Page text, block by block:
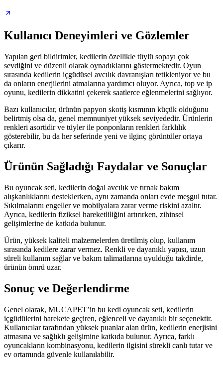
Kullanıcı Deneyimleri ve Gözlemler
Yapılan geri bildirimler, kedilerin özellikle tüylü sopayı çok
sevdiğini ve düzenli olarak oynadıklarını göstermektedir. Oyun
sırasında kedilerin içgüdüsel avcılık davranışları tetikleniyor ve bu
da onların enerjilerini atmalarına yardımcı oluyor. Ayrıca, top ve ip
oyunu, kedilerin dikkatini çekerek saatlerce eğlenmelerini sağlıyor.
Bazı kullanıcılar, ürünün papyon skotiş kısmının küçük olduğunu
belirtmiş olsa da, genel memnuniyet yüksek seviyededir. Ürünlerin
renkleri asortidir ve tüyler ile ponponların renkleri farklılık
gösterebilir, bu da her seferinde yeni ve ilginç görüntüler ortaya
çıkarır.
Ürünün Sağladığı Faydalar ve Sonuçlar
Bu oyuncak seti, kedilerin doğal avcılık ve tırnak bakım
alışkanlıklarını desteklerken, aynı zamanda onları evde meşgul tutar.
Sıkılmalarını engeller ve mobilyalara zarar verme riskini azaltır.
Ayrıca, kedilerin fiziksel hareketliliğini artırırken, zihinsel
gelişimlerine de katkıda bulunur.
Ürün, yüksek kaliteli malzemelerden üretilmiş olup, kullanım
sırasında kedilere zarar vermez. Renkli ve dayanıklı yapısı, uzun
süreli kullanım sağlar ve bakım talimatlarına uyulduğu takdirde,
ürünün ömrü uzar.
Sonuç ve Değerlendirme
Genel olarak, MUCAPET’in bu kedi oyuncak seti, kedilerin
içgüdülerini harekete geçiren, eğlenceli ve dayanıklı bir seçenektir.
Kullanıcılar tarafından yüksek puanlar alan ürün, kedilerin enerjisini
atmasına ve sağlıklı gelişimine katkıda bulunur. Ayrıca, farklı
oyuncakların kombinasyonu, kedilerin ilgisini sürekli canlı tutar ve
ev ortamında güvenle kullanılabilir.